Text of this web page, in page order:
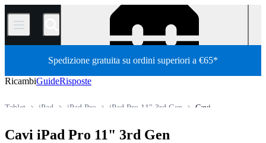
/
Spedizione gratuita su ordini superiori a €65*
RicambiGuideRisposte
Cavi
iPad Pro 11" 3rd Gen
iPad Pro
iPad
Tablet
Cavi iPad Pro 11" 3rd Gen